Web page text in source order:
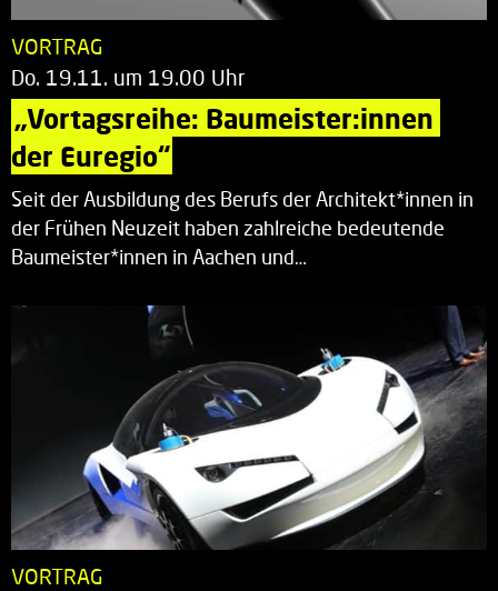
VORTRAG
Do. 19.11. um 19.00 Uhr
„Vortagsreihe: Baumeister:innen
der Euregio“
Seit der Ausbildung des Berufs der Architekt*innen in
der Frühen Neuzeit haben zahlreiche bedeutende
Baumeister*innen in Aachen und…
VORTRAG